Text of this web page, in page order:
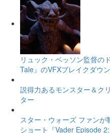
リュック・ベッソン監督の
Tale』のVFXブレイクダウ
説得力あるモンスター＆ク
ター
スター・ウォーズ ファンが
ショート『Vader Episode